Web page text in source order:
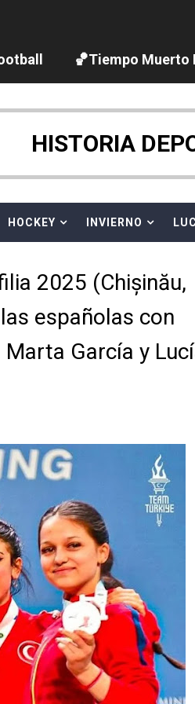
(París, Francia) - Dobletes
2026 (Estambul, Turquía)
(París, Francia) -
semana después a The
fin al reinado por parejas
Gable y Baron Corbin en
Suiza) - Charlie
Italia) - Rumanía, Alemania
- Estados Unidos
Hotch como nuevo TNA
italiana arrasa con 4
su primer título
Talons son bicampeonas
🏀Tiempo Muerto
HISTORIA
HOCKEY INVIERNO
2025 (Chișinău,
españolas con
García y